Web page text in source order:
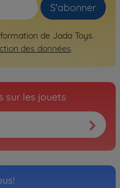
S'abonner
de Jada Toys.
des données.
sur les jouets